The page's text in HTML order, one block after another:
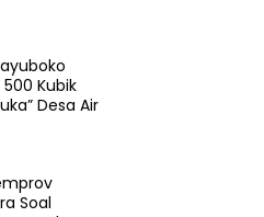
Kubik
Desa Air
Soal